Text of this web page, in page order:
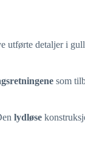
utførte detaljer i
som
lydløse